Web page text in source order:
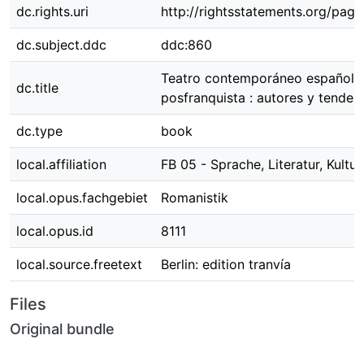
dc.rights.uri http://rightsstatements.org/
dc.subject.ddc ddc:860
dc.title
Teatro contemporáneo español
posfranquista : autores y
dc.type book
local.affiliation FB 05 - Sprache, Literatur, Kultur
local.opus.fachgebiet Romanistik
local.opus.id 8111
local.source.freetext Berlin: edition tranvía
Files
Original bundle